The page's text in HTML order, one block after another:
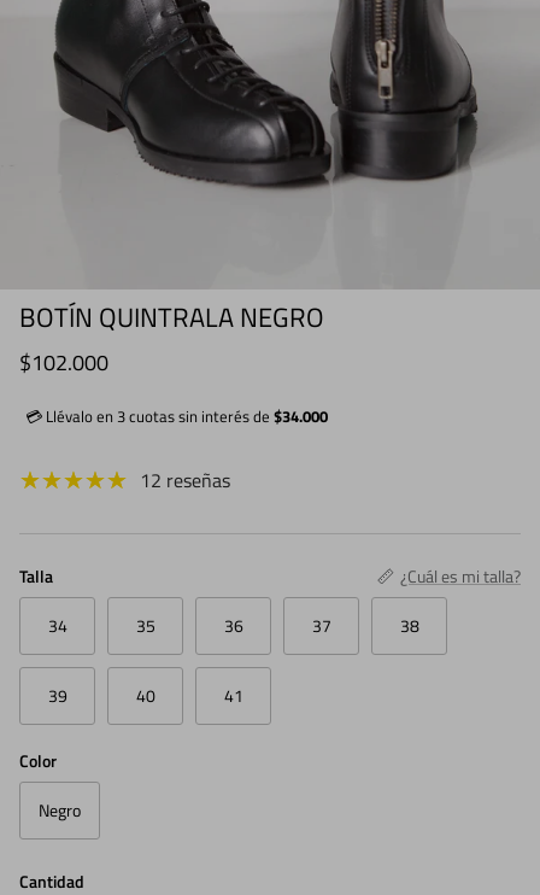
BOTÍN QUINTRALA NEGRO
Precio normal
$102.000
💳 Llévalo en 3 cuotas sin interés de $34.000
12 reseñas
Talla
¿Cuál es mi talla?
34
35 36 37 38
39 40 41
Color
Negro
Cantidad